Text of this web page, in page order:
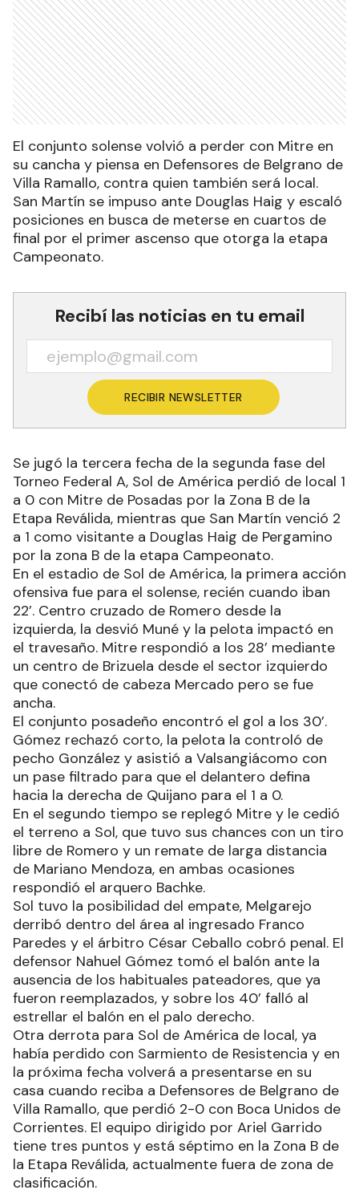
El conjunto solense volvió a perder con Mitre en
su cancha y piensa en Defensores de Belgrano de
Villa Ramallo, contra quien también será local.
San Martín se impuso ante Douglas Haig y escaló
posiciones en busca de meterse en cuartos de
final por el primer ascenso que otorga la etapa
Campeonato.
Recibí las noticias en tu email
RECIBIR NEWSLETTER
Se jugó la tercera fecha de la segunda fase del
Torneo Federal A, Sol de América perdió de local 1
a 0 con Mitre de Posadas por la Zona B de la
Etapa Reválida, mientras que San Martín venció 2
a 1 como visitante a Douglas Haig de Pergamino
por la zona B de la etapa Campeonato.
En el estadio de Sol de América, la primera acción
ofensiva fue para el solense, recién cuando iban
22’. Centro cruzado de Romero desde la
izquierda, la desvió Muné y la pelota impactó en
el travesaño. Mitre respondió a los 28’ mediante
un centro de Brizuela desde el sector izquierdo
que conectó de cabeza Mercado pero se fue
ancha.
El conjunto posadeño encontró el gol a los 30’.
Gómez rechazó corto, la pelota la controló de
pecho González y asistió a Valsangiácomo con
un pase filtrado para que el delantero defina
hacia la derecha de Quijano para el 1 a 0.
En el segundo tiempo se replegó Mitre y le cedió
el terreno a Sol, que tuvo sus chances con un tiro
libre de Romero y un remate de larga distancia
de Mariano Mendoza, en ambas ocasiones
respondió el arquero Bachke.
Sol tuvo la posibilidad del empate, Melgarejo
derribó dentro del área al ingresado Franco
Paredes y el árbitro César Ceballo cobró penal. El
defensor Nahuel Gómez tomó el balón ante la
ausencia de los habituales pateadores, que ya
fueron reemplazados, y sobre los 40’ falló al
estrellar el balón en el palo derecho.
Otra derrota para Sol de América de local, ya
había perdido con Sarmiento de Resistencia y en
la próxima fecha volverá a presentarse en su
casa cuando reciba a Defensores de Belgrano de
Villa Ramallo, que perdió 2-0 con Boca Unidos de
Corrientes. El equipo dirigido por Ariel Garrido
tiene tres puntos y está séptimo en la Zona B de
la Etapa Reválida, actualmente fuera de zona de
clasificación.